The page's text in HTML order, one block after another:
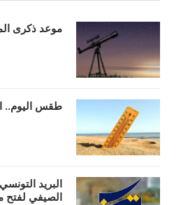
موعد ذكرى
طقس اليوم..
البريد
الصيفي لفتح